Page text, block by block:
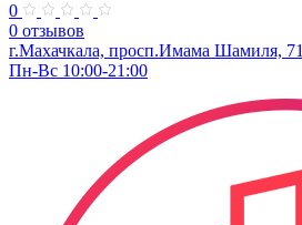
0
0 отзывов
г.Махачкала, просп.Имама Шамиля, 71
Пн-Вс 10:00-21:00